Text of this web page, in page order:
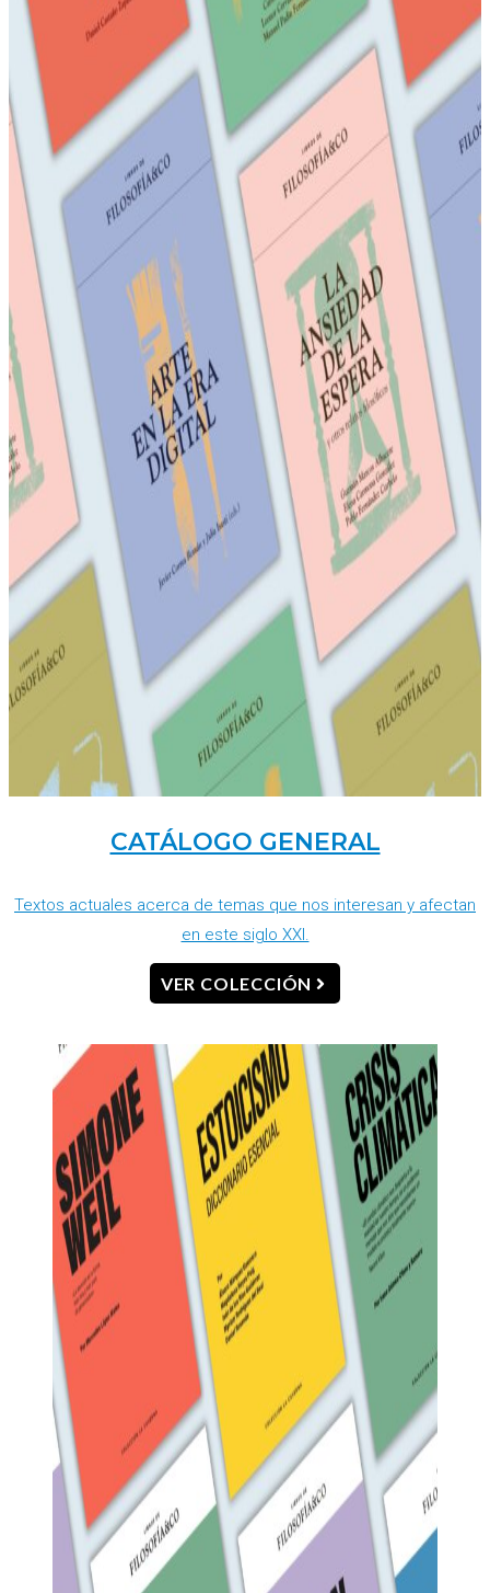
CATÁLOGO GENERAL
Textos actuales acerca de temas que nos interesan y afectan
en este siglo XXI.
VER COLECCIÓN